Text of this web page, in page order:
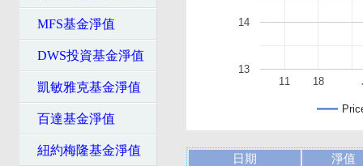
MFS基金淨值
DWS投資基金淨值
凱敏雅克基金淨值
百達基金淨值
紐約梅隆基金淨值
11 18
13
14
日期
淨值